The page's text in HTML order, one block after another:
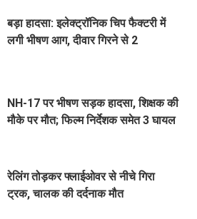
बड़ा हादसा: इलेक्ट्रॉनिक चिप फैक्टरी में
लगी भीषण आग, दीवार गिरने से 2
NH-17 पर भीषण सड़क हादसा, शिक्षक की
मौके पर मौत; फिल्म निर्देशक समेत 3 घायल
रेलिंग तोड़कर फ्लाईओवर से नीचे गिरा
ट्रक, चालक की दर्दनाक मौत